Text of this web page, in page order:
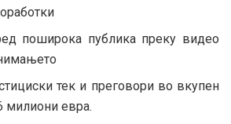
поширока публика преку видео
тек и преговори во вкупен
милиони евра.